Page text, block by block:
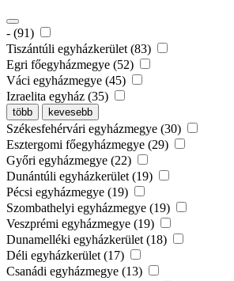
- (91)
Tiszántúli egyházkerület (83)
Egri főegyházmegye (52)
Váci egyházmegye (45)
Izraelita egyház (35)
több kevesebb
Székesfehérvári egyházmegye (30)
Esztergomi főegyházmegye (29)
Győri egyházmegye (22)
Dunántúli egyházkerület (19)
Pécsi egyházmegye (19)
Szombathelyi egyházmegye (19)
Veszprémi egyházmegye (19)
Dunamelléki egyházkerület (18)
Déli egyházkerület (17)
Csanádi egyházmegye (13)